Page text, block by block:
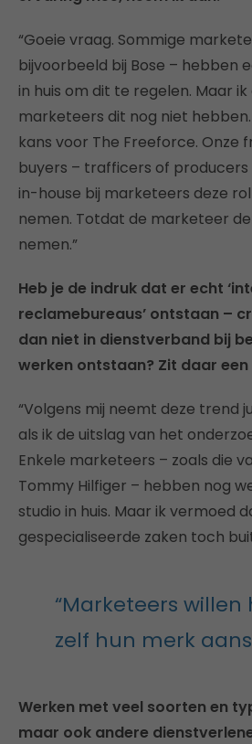
“Goeie vraag. Sommige
bijvoorbeeld bij Bose – hebben
in huis om dit te regelen. Maar
marketeers dit nog niet
kans voor The Freeforce. Onze
buyers – trafficers of producers
in-house bij marketeers deze
nemen. Totdat de marketeer
nemen.”
Heb je de indruk dat er echt
reclamebureaus’ ontstaan –
dan niet in dienstverband bij
werken ontstaan? Zit daar een
“Volgens mij neemt deze trend
als ik de uitslag van het
Enkele marketeers – zoals die
Tommy Hilfiger – hebben nog
studio in huis. Maar ik vermoed
gespecialiseerde zaken toch
“Marketeers
zelf hun merk
Werken met veel soorten en
maar ook andere